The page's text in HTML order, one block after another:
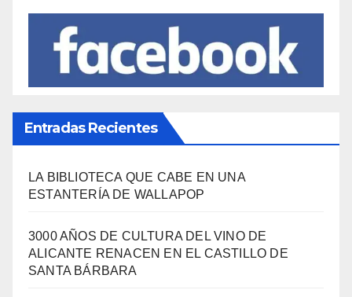
Entradas Recientes
LA BIBLIOTECA QUE CABE EN UNA
3000 AÑOS DE CULTURA DEL VINO DE
ALICANTE RENACEN EN EL CASTILLO DE